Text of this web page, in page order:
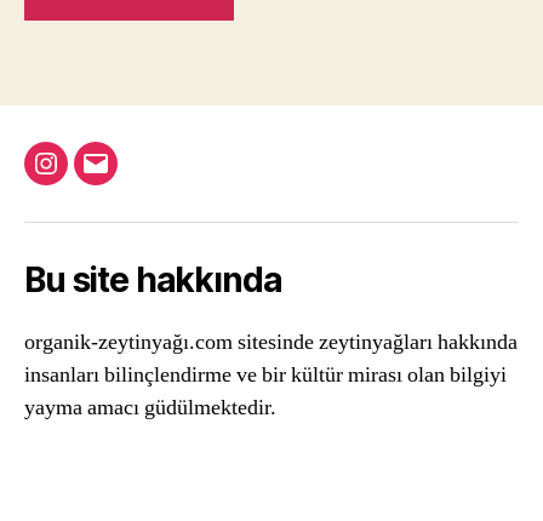
Instagram
Email
Bu site hakkında
organik-zeytinyağı.com sitesinde zeytinyağları hakkında
insanları bilinçlendirme ve bir kültür mirası olan bilgiyi
yayma amacı güdülmektedir.